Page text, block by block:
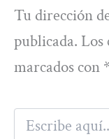
Tu dirección
publicada. Los
marcados con *
Escribe
aquí...